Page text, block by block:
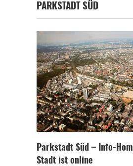
PARKSTADT SÜD
Parkstadt Süd – Info-
Stadt ist online